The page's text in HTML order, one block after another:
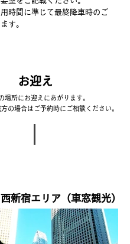
時間に準じて最終降車時のご
す。
お迎え
場所にお迎えにあがります。
の場合はご予約時にご相談ください。
新宿エリア（車窓観光）